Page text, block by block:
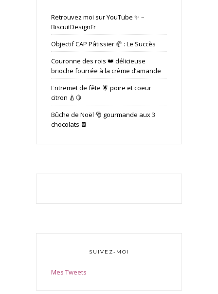
Retrouvez moi sur YouTube ✨ –
BiscuitDesignFr
Objectif CAP Pâtissier 🥐 : Le Succès
Couronne des rois 👑 délicieuse
brioche fourrée à la crème d’amande
Entremet de fête 🌟 poire et coeur
citron 🍐🍋
Bûche de Noël 🎅 gourmande aux 3
chocolats 🍫
SUIVEZ-MOI
Mes Tweets